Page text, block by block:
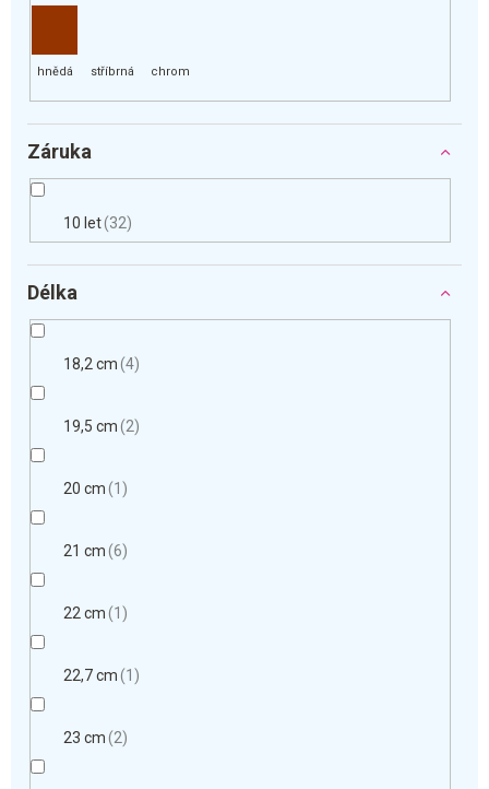
Záruka
10 let 32
Délka
18,2 cm 4
19,5 cm 2
20 cm 1
21 cm 6
22 cm 1
22,7 cm 1
23 cm 2